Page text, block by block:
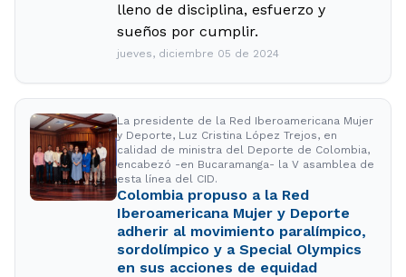
lleno de disciplina, esfuerzo y
sueños por cumplir.
jueves, diciembre 05 de 2024
La presidente de la Red Iberoamericana Mujer
y Deporte, Luz Cristina López Trejos, en
calidad de ministra del Deporte de Colombia,
encabezó -en Bucaramanga- la V asamblea de
esta línea del CID.
Colombia propuso a la Red
Iberoamericana Mujer y Deporte
adherir al movimiento paralímpico,
sordolímpico y a Special Olympics
en sus acciones de equidad